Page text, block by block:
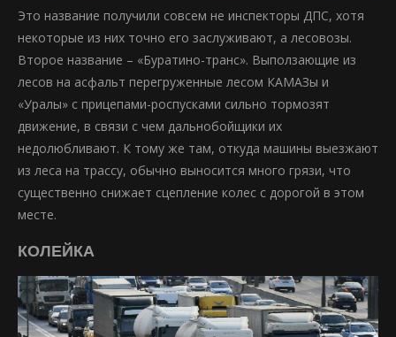
Это название получили совсем не инспекторы ДПС, хотя
некоторые из них точно его заслуживают, а лесовозы.
Второе название – «Буратино-транс». Выползающие из
лесов на асфальт перегруженные лесом КАМАЗы и
«Уралы» с прицепами-роспусками сильно тормозят
движение, в связи с чем дальнобойщики их
недолюбливают. К тому же там, откуда машины выезжают
из леса на трассу, обычно выносится много грязи, что
существенно снижает сцепление колес с дорогой в этом
месте.
КОЛЕЙКА